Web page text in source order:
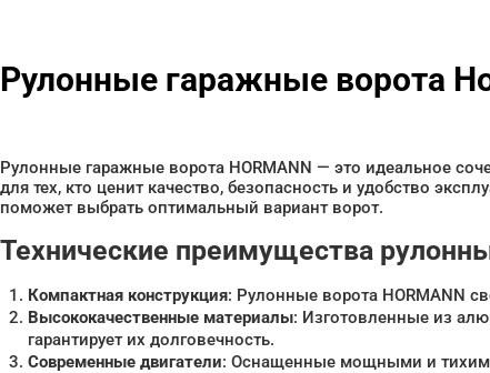
Рулонные гаражные ворота
Рулонные гаражные ворота HORMANN — это идеальное
для тех, кто ценит качество, безопасность и удобство
поможет выбрать оптимальный вариант ворот.
Технические преимущества
Компактная конструкция: Рулонные ворота HORMANN
Высококачественные материалы: Изготовленные из
гарантирует их долговечность.
Современные двигатели: Оснащенные мощными и